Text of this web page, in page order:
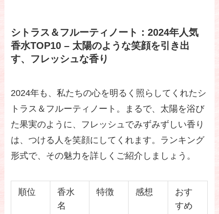
シトラス＆フルーティノート：2024年人気
香水TOP10 – 太陽のような笑顔を引き出
す、フレッシュな香り
2024年も、私たちの心を明るく照らしてくれたシ
トラス＆フルーティノート。まるで、太陽を浴び
た果実のように、フレッシュでみずみずしい香り
は、つける人を笑顔にしてくれます。ランキング
形式で、その魅力を詳しくご紹介しましょう。
順位
香水
名
特徴 感想
おす
すめ